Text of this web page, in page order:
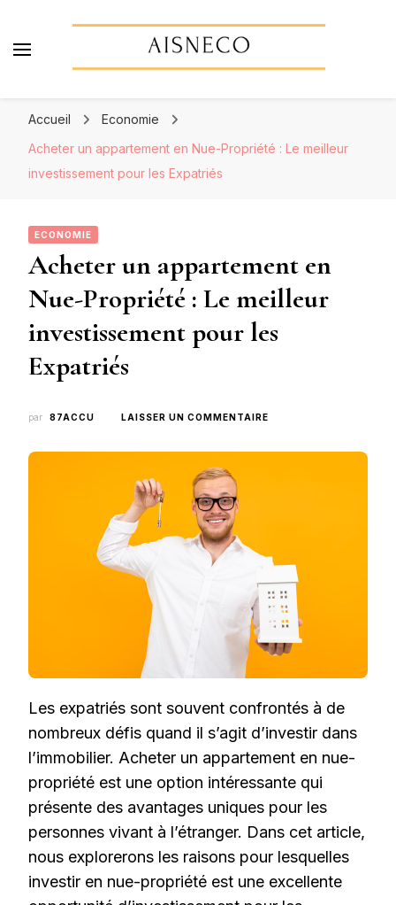
Accueil
Economie
Acheter un appartement en Nue-Propriété : Le meilleur
investissement pour les Expatriés
ECONOMIE
Acheter un appartement en
Nue-Propriété : Le meilleur
investissement pour les
Expatriés
par 87ACCU LAISSER UN COMMENTAIRE
MEILLEUR
INVESTISSEMENT
POUR
LES
EXPATRIÉS
Les expatriés sont souvent confrontés à de
nombreux défis quand il s’agit d’investir dans
l’immobilier. Acheter un appartement en nue-
propriété est une option intéressante qui
présente des avantages uniques pour les
personnes vivant à l’étranger. Dans cet article,
nous explorerons les raisons pour lesquelles
investir en nue-propriété est une excellente